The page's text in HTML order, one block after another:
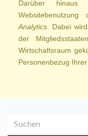
Darüber
Analytics . Dabei
der
Wirtschaftsraum
Personenbezug Ihrer